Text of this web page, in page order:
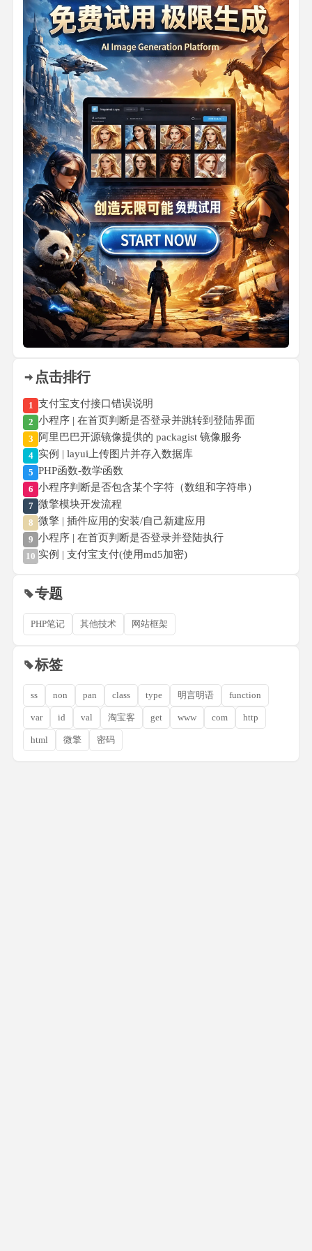
点击排行
1 支付宝支付接口错误说明
2 小程序 | 在首页判断是否登录并跳转到登陆界面
3 阿里巴巴开源镜像提供的 packagist 镜像服务
4 实例 | layui上传图片并存入数据库
5 PHP函数-数学函数
6 小程序判断是否包含某个字符（数组和字符串）
7 微擎模块开发流程
8 微擎 | 插件应用的安装/自己新建应用
9 小程序 | 在首页判断是否登录并登陆执行
10 实例 | 支付宝支付(使用md5加密)
专题
PHP笔记 其他技术 网站框架
标签
ss non pan class type 明言明语 function
var id val 淘宝客 get www com http
html 微擎 密码